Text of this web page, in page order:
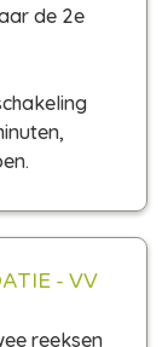
de 2e
- VV
reeksen